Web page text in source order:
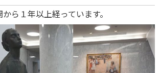
ら１年以上経っています。